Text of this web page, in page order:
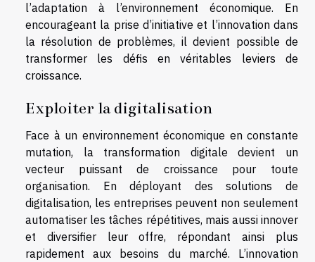
l’adaptation à l’environnement économique. En
encourageant la prise d’initiative et l’innovation dans
la résolution de problèmes, il devient possible de
transformer les défis en véritables leviers de
croissance.
Exploiter la digitalisation
Face à un environnement économique en constante
mutation, la transformation digitale devient un
vecteur puissant de croissance pour toute
organisation. En déployant des solutions de
digitalisation, les entreprises peuvent non seulement
automatiser les tâches répétitives, mais aussi innover
et diversifier leur offre, répondant ainsi plus
rapidement aux besoins du marché. L’innovation